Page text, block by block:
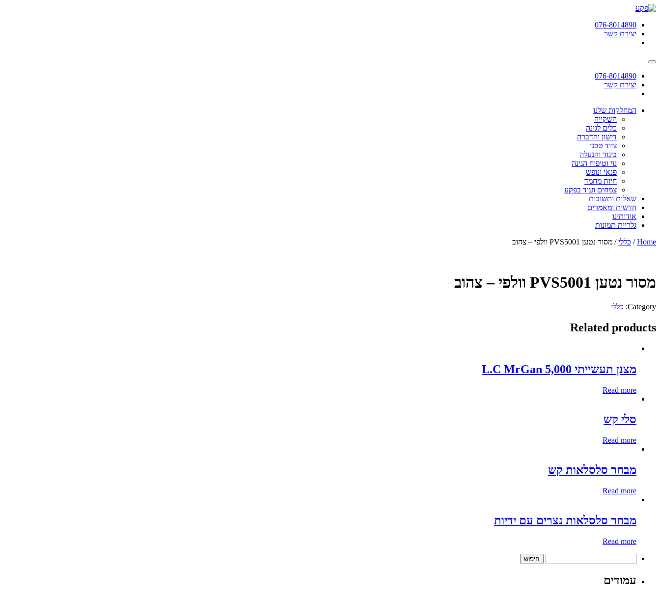
תחילתו
אינטרנט,
לחץ
כדי
לאזור
תוכן
מרכזי
076-8014890
יצירת קשר
076-8014890
יצירת קשר
המחלקות שלנו
השקייה
כלים לגינה
דישון והדברה
ציוד טכני
ביגוד והנעלה
נוי וטיפוח הגינה
פנאי ונופש
חיות מחמד
צמחים ועוד בפקע
שאלות ותשובות
חדשות ומאמרים
אודותינו
גלריית תמונות
Home
/ כללי/ מסור נטען PVS5001 וולפי – צהוב
מסור נטען PVS5001 וולפי – צהוב
Category: כללי
Related products
מצנן תעשייתי 5,000 L.C MrGan
Read more
סלי קש
Read more
מבחר סלסלאות קש
Read more
מבחר סלסלאות נצרים עם ידיות
Read more
עמודים